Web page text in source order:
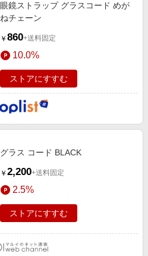
眼鏡ストラップ グラスコード めが
ねチェーン
￥ 860+送料固定
10.0%
ストアにすすむ
グラス コード BLACK
￥ 2,200+送料固定
2.5%
ストアにすすむ